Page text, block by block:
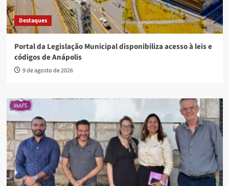
Destaques
Portal da Legislação Municipal disponibiliza acesso à leis e
códigos de Anápolis
9 de agosto de 2026